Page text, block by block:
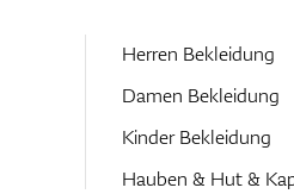
Herren Bekleidung
Damen Bekleidung
Kinder Bekleidung
Hauben & Hut &